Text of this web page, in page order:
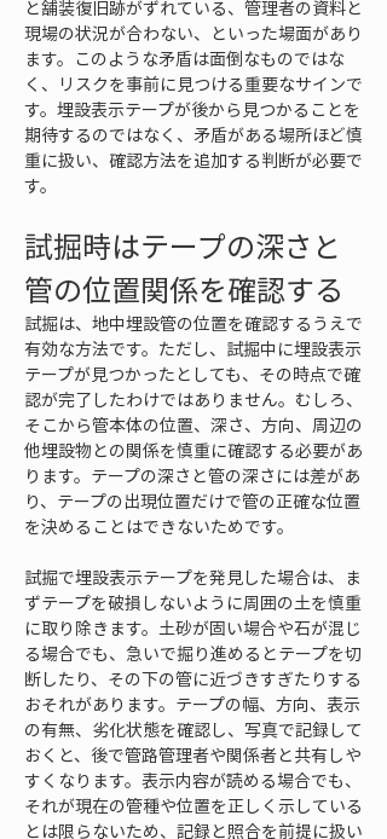
と舗装復旧跡がずれている、管理者の資料と
現場の状況が合わない、といった場面があり
ます。このような矛盾は面倒なものではな
く、リスクを事前に見つける重要なサインで
す。埋設表示テープが後から見つかることを
期待するのではなく、矛盾がある場所ほど慎
重に扱い、確認方法を追加する判断が必要で
す。
試掘時はテープの深さと
管の位置関係を確認する
試掘は、地中埋設管の位置を確認するうえで
有効な方法です。ただし、試掘中に埋設表示
テープが見つかったとしても、その時点で確
認が完了したわけではありません。むしろ、
そこから管本体の位置、深さ、方向、周辺の
他埋設物との関係を慎重に確認する必要があ
ります。テープの深さと管の深さには差があ
り、テープの出現位置だけで管の正確な位置
を決めることはできないためです。
試掘で埋設表示テープを発見した場合は、ま
ずテープを破損しないように周囲の土を慎重
に取り除きます。土砂が固い場合や石が混じ
る場合でも、急いで掘り進めるとテープを切
断したり、その下の管に近づきすぎたりする
おそれがあります。テープの幅、方向、表示
の有無、劣化状態を確認し、写真で記録して
おくと、後で管路管理者や関係者と共有しや
すくなります。表示内容が読める場合でも、
それが現在の管種や位置を正しく示している
とは限らないため、記録と照合を前提に扱い